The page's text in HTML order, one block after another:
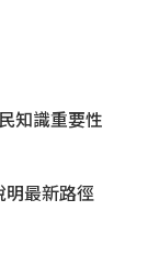
知識重要性
明最新路徑